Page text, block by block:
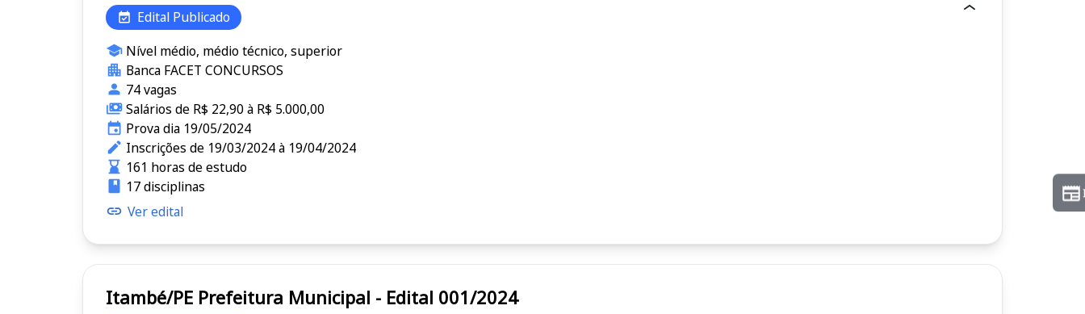
Edital Publicado
Nível médio, médio técnico, superior
Banca FACET CONCURSOS
74 vagas
Salários de R$ 22,90 à R$ 5.000,00
Prova dia 19/05/2024
Inscrições de 19/03/2024 à 19/04/2024
161 horas de estudo
17 disciplinas
Ver edital
Itambé/PE Prefeitura Municipal - Edital 001/2024